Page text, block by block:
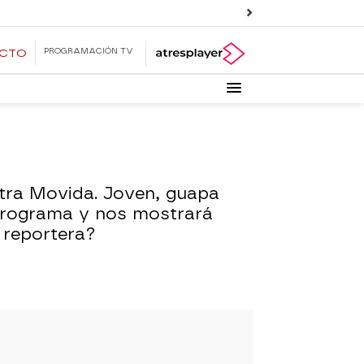
PROGRAMACIÓN TV
Movida. Joven, guapa
y nos mostrará